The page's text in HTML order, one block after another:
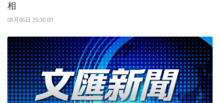
相
08月06日 20:30:09